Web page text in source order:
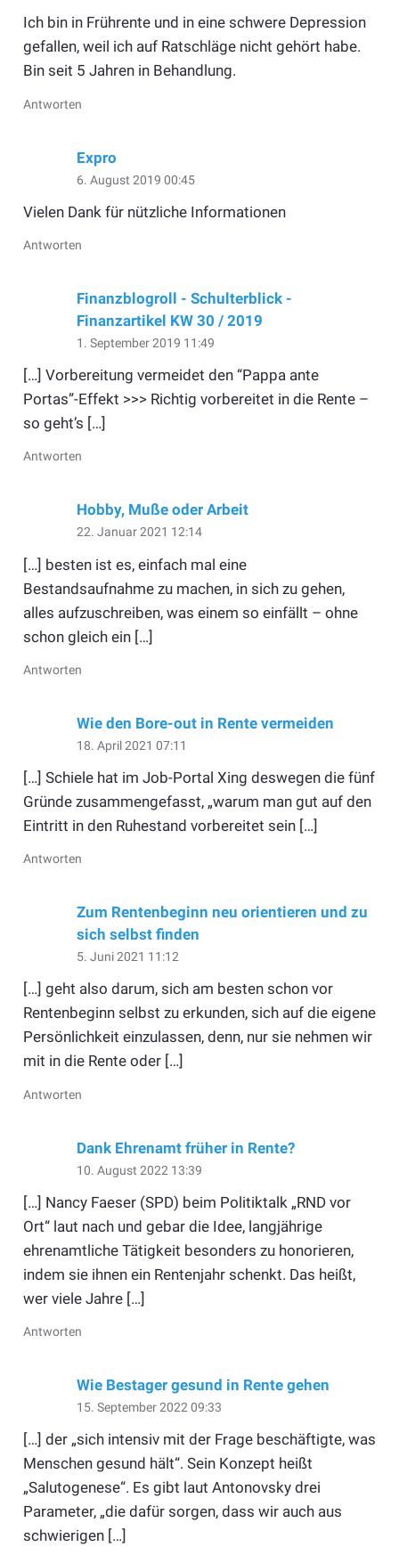
Ich bin in Frührente und in eine schwere Depression
gefallen, weil ich auf Ratschläge nicht gehört habe.
Bin seit 5 Jahren in Behandlung.
Antworten
Expro
6. August 2019 00:45
Vielen Dank für nützliche Informationen
Antworten
Finanzblogroll - Schulterblick -
Finanzartikel KW 30 / 2019
1. September 2019 11:49
[…] Vorbereitung vermeidet den “Pappa ante
Portas”-Effekt >>> Richtig vorbereitet in die Rente –
so geht’s […]
Antworten
Hobby, Muße oder Arbeit
22. Januar 2021 12:14
[…] besten ist es, einfach mal eine
Bestandsaufnahme zu machen, in sich zu gehen,
alles aufzuschreiben, was einem so einfällt – ohne
schon gleich ein […]
Antworten
Wie den Bore-out in Rente vermeiden
18. April 2021 07:11
[…] Schiele hat im Job-Portal Xing deswegen die fünf
Gründe zusammengefasst, „warum man gut auf den
Eintritt in den Ruhestand vorbereitet sein […]
Antworten
Zum Rentenbeginn neu orientieren und zu
sich selbst finden
5. Juni 2021 11:12
[…] geht also darum, sich am besten schon vor
Rentenbeginn selbst zu erkunden, sich auf die eigene
Persönlichkeit einzulassen, denn, nur sie nehmen wir
mit in die Rente oder […]
Antworten
Dank Ehrenamt früher in Rente?
10. August 2022 13:39
[…] Nancy Faeser (SPD) beim Politiktalk „RND vor
Ort“ laut nach und gebar die Idee, langjährige
ehrenamtliche Tätigkeit besonders zu honorieren,
indem sie ihnen ein Rentenjahr schenkt. Das heißt,
wer viele Jahre […]
Antworten
Wie Bestager gesund in Rente gehen
15. September 2022 09:33
[…] der „sich intensiv mit der Frage beschäftigte, was
Menschen gesund hält“. Sein Konzept heißt
„Salutogenese“. Es gibt laut Antonovsky drei
Parameter, „die dafür sorgen, dass wir auch aus
schwierigen […]